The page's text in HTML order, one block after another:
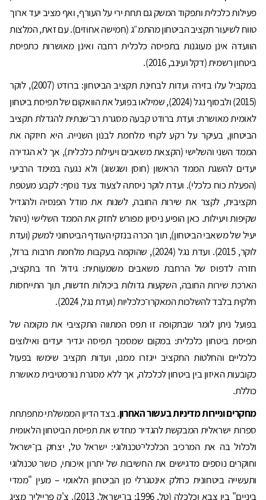
פעילות כלכלית ותפקוד המשק גם תחת ירי על העורף, ואף מציב יעד ארוך
טווח לשיעור תקציב הביטחון מהתמ״ג (חמישה אחוזים). עם זאת, המלצות
הוועדה אינן מעוגנות בתפיסה כלכלית רחבה ואינן מאושרות כתפיסת
ביטחון רשמית (דקל ועינב, 2016).
במקביל עלו בזירה ועדות לבחינת תקציב הביטחון: ברודט (2007), לוקר
(2015) ולבסוף נגל (2024), שמילאו בפועל את הוואקום של תפיסת ביטחון
לאומית מאושרת: ועדת ברודט קבעה מסגרת רב־שנתית להגדלת תקציב
הביטחון, בעיקר על רקע לקחי מלחמת לבנון השנייה. היא חיזקה את
הממד השני והשלישי (הקצאת משאבים ויעילות כלכלית), אך לא הגדירה
יעדים להשגת הממד הראשון (חוסן ושגשוג) ולא נגעה במימד הרביעי
(הפעלת כוח כלכלי). ועדת לוקר ניסתה לצעוד צעד נוסף: לקבע מעטפת
תקציבית, לקצר את שירות החובה, לשנות את מודל הפנסיה ולהגדיל
שקיפות ויעילות. כאן הופיע ניסיון מפורש לחזק את הממד השלישי (ניהול
יעיל של משאבי הביטחון), תוך הכרה בנזקי העודף הביטחוני למשק (ועדת
לוקר, 2015). ועדת נגל (2024), שהוקמה בעקבות מלחמת חרבות ברזל,
חזרה לדפוס של הרחבת משאבים משמעותית: גידול חד בתקציב,
הארכת שירות החובה, השקעות גדולות ביכולות חדשות, תוך התייחסות
חלקית בלבד להשלכות המאקרו־כלכליות (ועדת נגל, 2024).
בפועל ניתן לומר שבתקופה זו תפס המתווה התקציבי את מקומה של
תפיסת ביטחון כלכלית: במקום שמסמך תפיסה יגדיר יעדים ואילוצים
כלכליים והחלטות התקציב ייגזרו ממנו, ועדות תקציב שימשו בפעול
כקובעות האיזון בין ביטחון לכלכלה, אך ללא מסגרת נורמטיבית מאושרת
כוללת.
מחקרים וניירות מדיניות בעשור האחרון. בצד הדיון הממשלתי מתפתחת
ספרות ישראלית המבקשת להגדיר מחדש את תפיסת הביטחון הלאומית
ולכלול בה את המרכיב הכלכלי־טכנולוגי: ישראל טל, יצחק בן־ישראל
וחוקרים נוספים מדגישים את החשיבות של יתרון איכותי, כושר טכנולוגי
ותעשייה ביטחונית כחלק אינטגרלי מן הביטחון הלאומי – מעין "ממדי
ביניים" בין צבא וכלכלה (טל, 1996; בן־ישראל, 2013). צ'ק פרייליך מציג